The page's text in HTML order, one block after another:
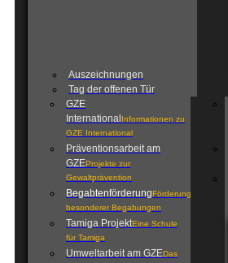
Auszeichnungen
Tag der offenen Tür
GZE
International Informationen zu
GZE International
Präventionsarbeit am
GZEProjekte zur
Gewaltprävention
BegabtenförderungFörderung
besonderer Begabungen
Tamiga ProjektEine Schule
für Tamiga
Umweltarbeit am GZEDas